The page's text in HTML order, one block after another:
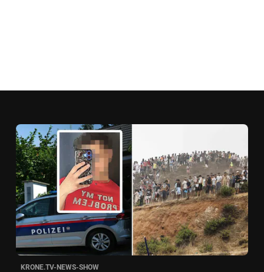
KRONE.TV-NEWS-SHOW